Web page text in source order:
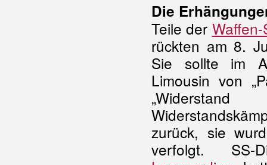
Die
Teile der Waffen-
rückten am 8.
Sie sollte im
Limousin von
zurück, sie
verfolgt. SS-